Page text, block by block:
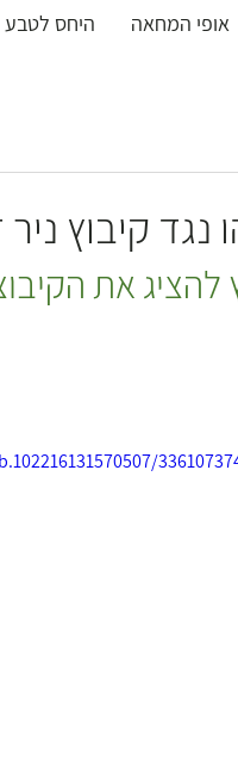
אופי המחאה היחס לטבע
קיבוץ ניר
את